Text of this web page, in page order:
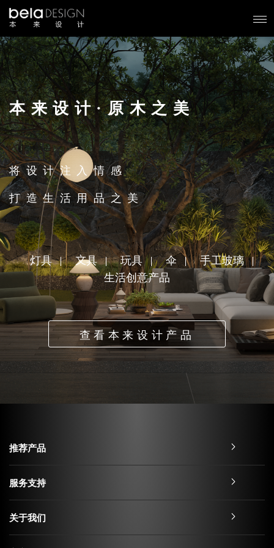
本来设计·原木之美
将设计注入情感
打造生活用品之美
灯具 文具 玩具 伞
手工玻璃
生活创意产品
查看本来设计产品
推荐产品
服务支持
关于我们